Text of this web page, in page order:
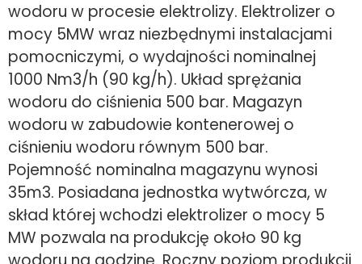
wodoru w procesie elektrolizy. Elektrolizer o
mocy 5MW wraz niezbędnymi instalacjami
pomocniczymi, o wydajności nominalnej
1000 Nm3/h (90 kg/h). Układ sprężania
wodoru do ciśnienia 500 bar. Magazyn
wodoru w zabudowie kontenerowej o
ciśnieniu wodoru równym 500 bar.
Pojemność nominalna magazynu wynosi
35m3. Posiadana jednostka wytwórcza, w
skład której wchodzi elektrolizer o mocy 5
MW pozwala na produkcję około 90 kg